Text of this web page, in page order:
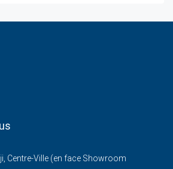
Centre-Ville (en face Showroom